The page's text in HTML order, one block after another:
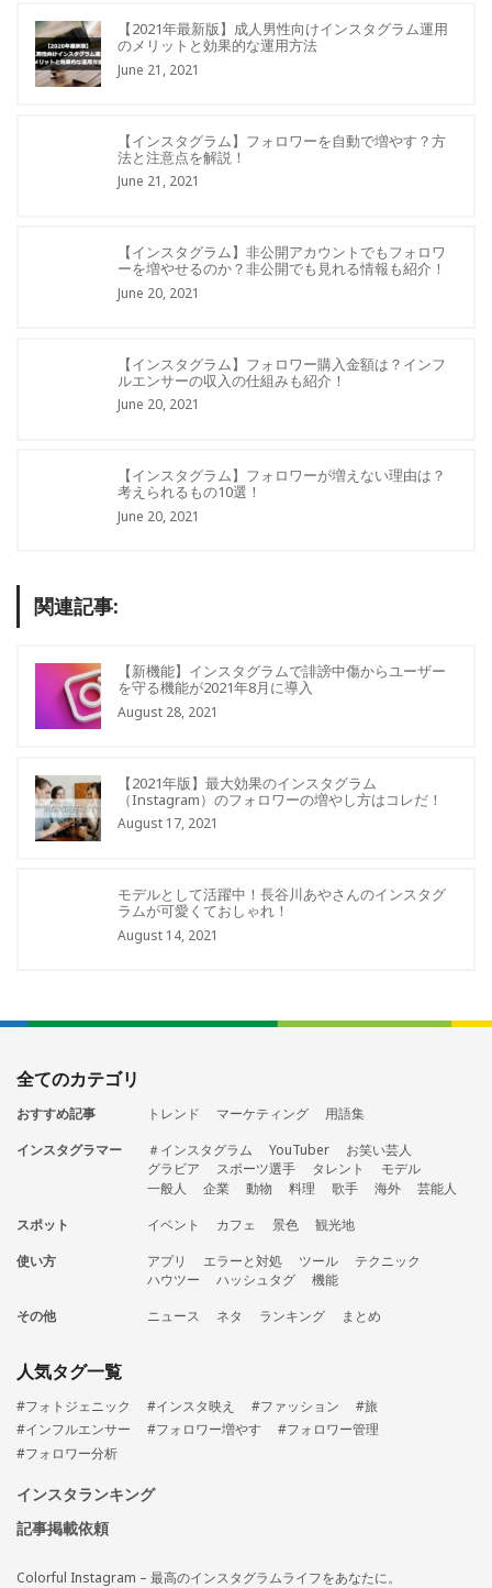
【2021年最新版】成人男性向けインスタグラム運用
のメリットと効果的な運用方法
June 21, 2021
【インスタグラム】フォロワーを自動で増やす？方
法と注意点を解説！
June 21, 2021
【インスタグラム】非公開アカウントでもフォロワ
ーを増やせるのか？非公開でも見れる情報も紹介！
June 20, 2021
【インスタグラム】フォロワー購入金額は？インフ
ルエンサーの収入の仕組みも紹介！
June 20, 2021
【インスタグラム】フォロワーが増えない理由は？
考えられるもの10選！
June 20, 2021
関連記事:
【新機能】インスタグラムで誹謗中傷からユーザー
を守る機能が2021年8月に導入
August 28, 2021
【2021年版】最大効果のインスタグラム
（Instagram）のフォロワーの増やし方はコレだ！
August 17, 2021
モデルとして活躍中！長谷川あやさんのインスタグ
ラムが可愛くておしゃれ！
August 14, 2021
全てのカテゴリ
おすすめ記事 トレンド マーケティング
用語集
インスタグラマー
＃インスタグラム YouTuber
お笑い芸人
グラビア
スポーツ選手 タレント
モデル
一般人
企業 動物 料理 歌手 海外
芸能人
スポット
イベント カフェ 景色
観光地
使い方
アプリ エラーと対処 ツール
テクニック
ハウツー
ハッシュタグ
機能
その他
ニュース ネタ ランキング まとめ
人気タグ一覧
#フォトジェニック #インスタ映え #ファッション
#旅
#インフルエンサー
#フォロワー増やす
#フォロワー管理
#フォロワー分析
インスタランキング
記事掲載依頼
Colorful Instagram – 最高のインスタグラムライフをあなたに。